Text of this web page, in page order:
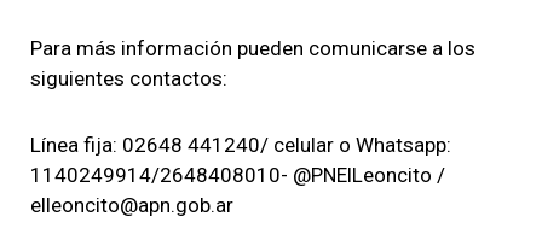
Para más información pueden comunicarse a los
siguientes contactos:
Línea fija: 02648 441240/ celular o Whatsapp:
1140249914/2648408010- @PNElLeoncito /
elleoncito@apn.gob.ar